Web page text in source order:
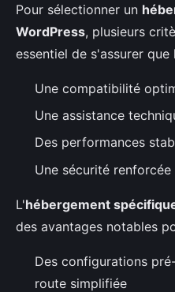
Pour sélectionner un
WordPress, plusieurs
essentiel de s'assurer
Une compatibilité
Une assistance
Des performances
Une sécurité renforcée
L'hébergement
des avantages notables
Des configurations
route simplifiée